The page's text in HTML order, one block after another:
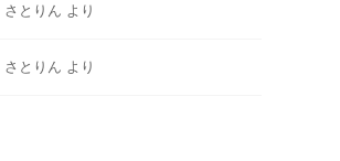
さとりん より
さとりん より